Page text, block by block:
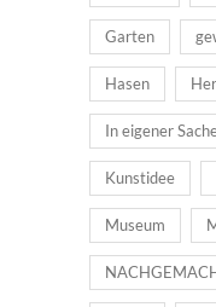
Garten
Hasen
In eigener
Kunstidee
Museum